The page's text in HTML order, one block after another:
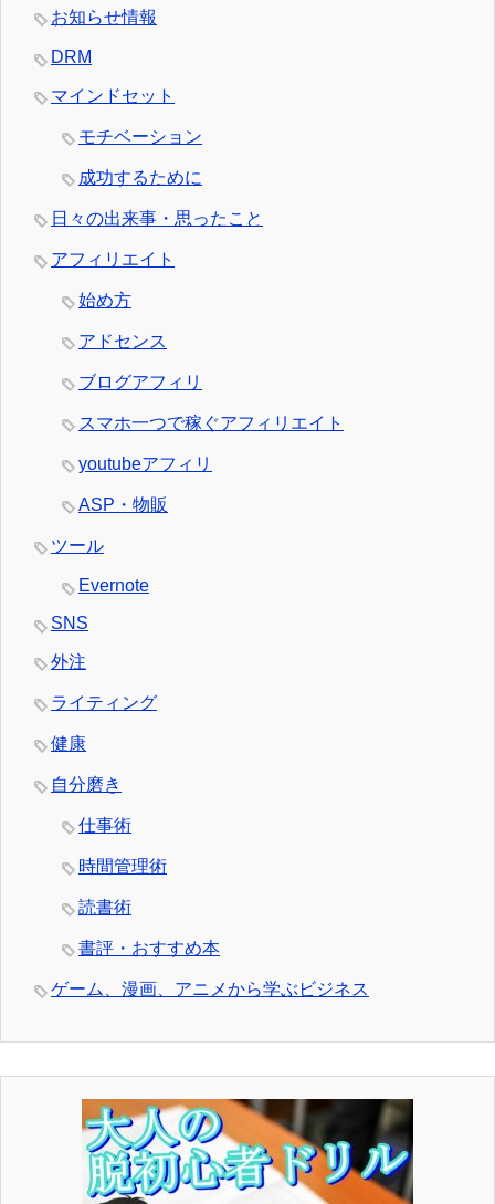
お知らせ情報
DRM
マインドセット
モチベーション
成功するために
日々の出来事・思ったこと
アフィリエイト
始め方
アドセンス
ブログアフィリ
スマホ一つで稼ぐアフィリエイト
youtubeアフィリ
ASP・物販
ツール
Evernote
SNS
外注
ライティング
健康
自分磨き
仕事術
時間管理術
読書術
書評・おすすめ本
ゲーム、漫画、アニメから学ぶビジネス